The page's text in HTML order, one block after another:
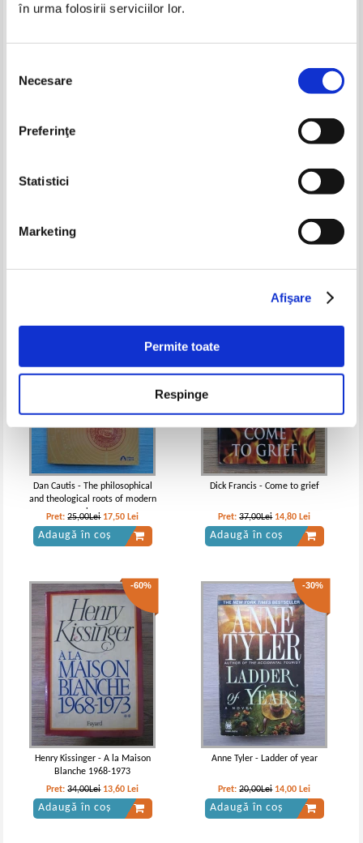
în urma folosirii serviciilor lor.
consimțământului
Necesare
Preferinţe
Statistici
Marketing
Afişare
Permite toate
Respinge
Lei
Dan Cautis - The philosophical
and theological roots of modern
science
Pret:25,00Lei 17,50 Lei
Adaugă în coș
Dick Francis - Come to grief
Pret:37,00Lei 14,80 Lei
Adaugă în coș
-60%
Henry Kissinger - A la Maison
Blanche 1968-1973
Pret:34,00Lei 13,60 Lei
Adaugă în coș
-30%
Anne Tyler - Ladder of year
Pret:20,00Lei 14,00 Lei
Adaugă în coș